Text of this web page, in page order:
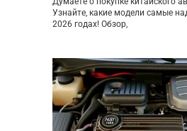
Узнайте, какие модели самые
2026 годах! Обзор,